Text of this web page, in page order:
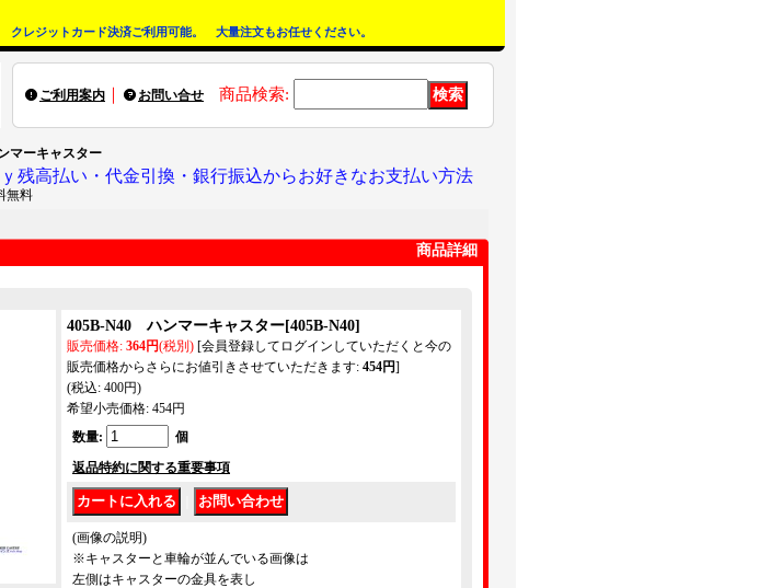
クレジットカード決済ご利用可能。 大量注文もお任せください。
ご利用案内 ｜ お問い合せ 商品検索:
マーキャスター
残高払い・代金引換・銀行振込からお好きなお支払い方法
無料
商品詳細
405B-N40 ハンマーキャスター[405B-N40]
販売価格: 364円(税別) [会員登録してログインしていただくと今の
販売価格からさらにお値引きさせていただきます: 454円]
(税込: 400円)
希望小売価格: 454円
数量:
個
返品特約に関する重要事項
(画像の説明)
※キャスターと車輪が並んでいる画像は
左側はキャスターの金具を表し